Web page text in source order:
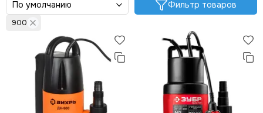
Фильтр товаров
900